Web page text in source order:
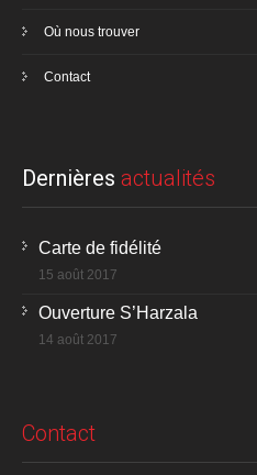
Où nous trouver
Contact
Dernières actualités
Carte de fidélité
15 août 2017
Ouverture S’Harzala
14 août 2017
Contact